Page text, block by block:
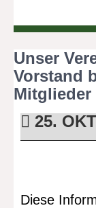
Unser
Vorstand
Mitglieder
25.
Diese